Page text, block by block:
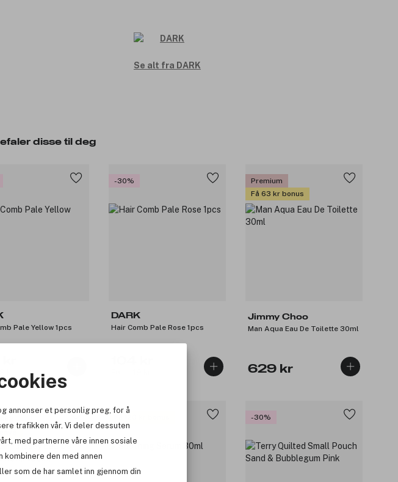
annonser et personlig preg, for å
trafikken vår. Vi deler dessuten
med partnerne våre innen sosiale
kombinere den med annen
som de har samlet inn gjennom din
Se alt fra DARK
disse til deg
Pale Yellow 1pcs
-30%
DARK
Hair Comb Pale Rose 1pcs
Premium
Få 63 kr bonus
Jimmy Choo
Man Aqua Eau De Toilette 30ml
629 kr
-30%